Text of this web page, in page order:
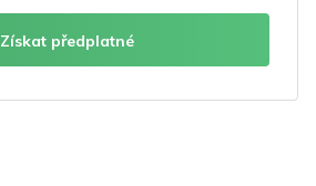
Získat předplatné